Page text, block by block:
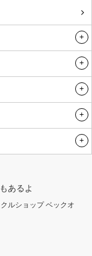
あるよ
ルショップ ベックオ